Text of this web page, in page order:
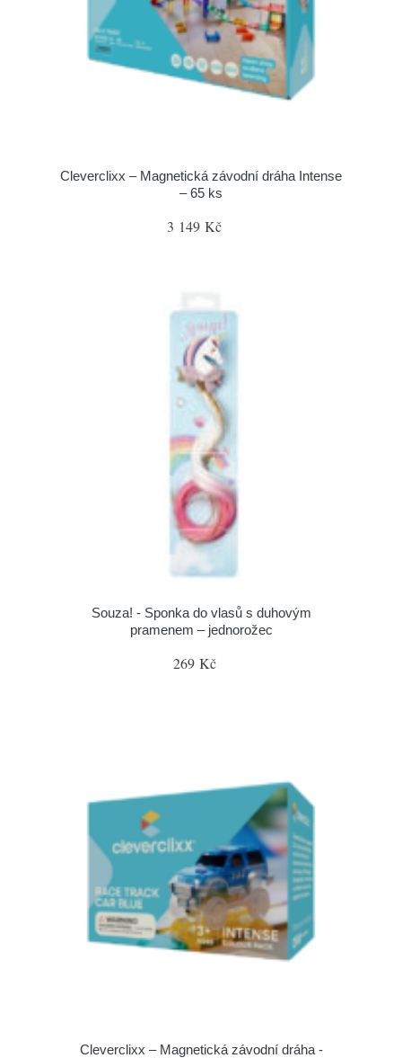
Cleverclixx – Magnetická závodní dráha Intense
– 65 ks
3 149 Kč
Souza! - Sponka do vlasů s duhovým
pramenem – jednorožec
269 Kč
Cleverclixx – Magnetická závodní dráha -